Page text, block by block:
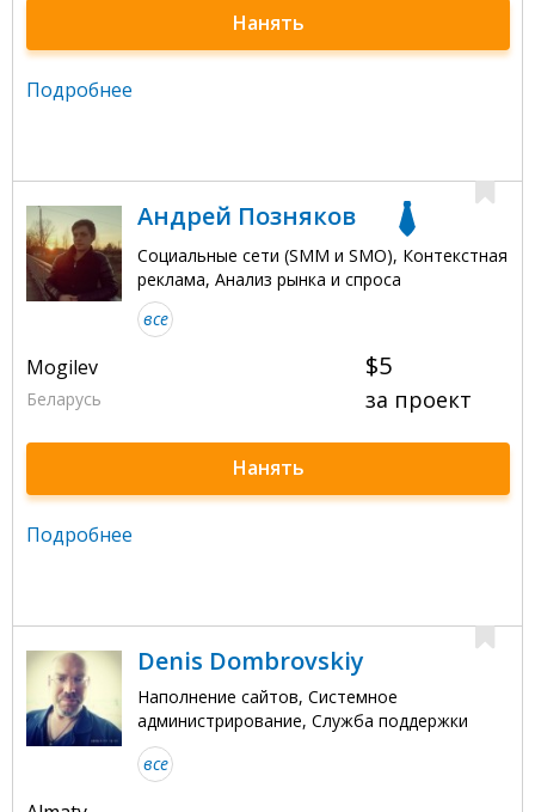
Нанять
Подробнее
Андрей Позняков
Социальные сети (SMM и SMO), Контекстная
реклама, Анализ рынка и спроса
все
Mogilev
Беларусь
$5
за проект
Нанять
Подробнее
Denis Dombrovskiy
Наполнение сайтов, Системное
администрирование, Служба поддержки
все